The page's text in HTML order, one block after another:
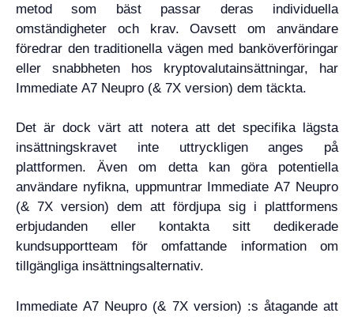
metod som bäst passar deras individuella
omständigheter och krav. Oavsett om användare
föredrar den traditionella vägen med banköverföringar
eller snabbheten hos kryptovalutainsättningar, har
Immediate A7 Neupro (& 7X version) dem täckta.
Det är dock värt att notera att det specifika lägsta
insättningskravet inte uttryckligen anges på
plattformen. Även om detta kan göra potentiella
användare nyfikna, uppmuntrar Immediate A7 Neupro
(& 7X version) dem att fördjupa sig i plattformens
erbjudanden eller kontakta sitt dedikerade
kundsupportteam för omfattande information om
tillgängliga insättningsalternativ.
Immediate A7 Neupro (& 7X version) :s åtagande att